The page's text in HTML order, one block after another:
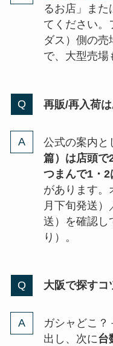
るお店」また
てください。
ダス）側の売
で、大型売場
再販/再入荷
公式の案内と
篇）は店頭で
つまんで1・
があります。
月下旬発送）
送）を確認し
り）。
大阪で探すコ
ガシャどこ？
出し、次に台